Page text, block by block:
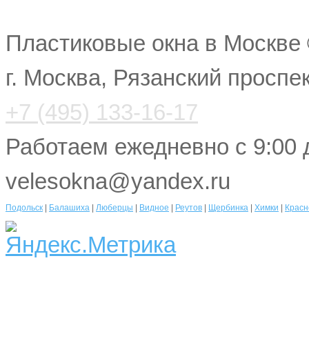
Пластиковые окна в
г. Москва, Рязанский
+7 (495) 133-16-17
Работаем ежедневно с 9:00
velesokna@yandex.ru
Подольск Балашиха Люберцы Видное Реутов Щербинка Химки